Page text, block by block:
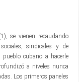
se vienen recaudando
sindicales y de
cubano a hacerle
a niveles nunca
Los primeros paneles